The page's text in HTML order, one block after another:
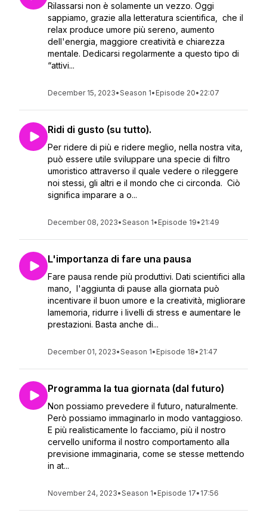
Rilassarsi non è solamente un vezzo. Oggi
sappiamo, grazie alla letteratura scientifica, che il
relax produce umore più sereno, aumento
dell'energia, maggiore creatività e chiarezza
mentale. Dedicarsi regolarmente a questo tipo di
“attivi...
December 15, 2023•Season 1• Episode 20• 22:07
Ridi di gusto (su tutto).
Per ridere di più e ridere meglio, nella nostra vita,
può essere utile sviluppare una specie di filtro
umoristico attraverso il quale vedere o rileggere
noi stessi, gli altri e il mondo che ci circonda. Ciò
significa imparare a o...
December 08, 2023•Season 1• Episode 19• 21:49
L'importanza di fare una pausa
Fare pausa rende più produttivi. Dati scientifici alla
mano, l'aggiunta di pause alla giornata può
incentivare il buon umore e la creatività, migliorare
lamemoria, ridurre i livelli di stress e aumentare le
prestazioni. Basta anche di...
December 01, 2023•Season 1• Episode 18• 21:47
Programma la tua giornata (dal futuro)
Non possiamo prevedere il futuro, naturalmente.
Però possiamo immaginarlo in modo vantaggioso.
E più realisticamente lo facciamo, più il nostro
cervello uniforma il nostro comportamento alla
previsione immaginaria, come se stesse mettendo
in at...
November 24, 2023•Season 1• Episode 17• 17:56